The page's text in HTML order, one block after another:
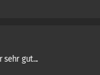
gut...